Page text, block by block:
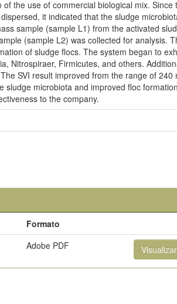
the use of commercial biological mix. Since
it indicated that the sludge
sample (sample L1) from the activated
(sample L2) was collected for analysis.
of sludge flocs. The system began to
Nitrospiraer, Firmicutes, and others.
SVI result improved from the range of 240
microbiota and improved floc
to the company.
Formato
Adobe PDF